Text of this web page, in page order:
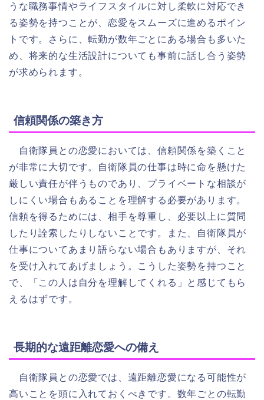
うな職務事情やライフスタイルに対し柔軟に対応でき
る姿勢を持つことが、恋愛をスムーズに進めるポイン
トです。さらに、転勤が数年ごとにある場合も多いた
め、将来的な生活設計についても事前に話し合う姿勢
が求められます。
信頼関係の築き方
自衛隊員との恋愛においては、信頼関係を築くこと
が非常に大切です。自衛隊員の仕事は時に命を懸けた
厳しい責任が伴うものであり、プライベートな相談が
しにくい場合もあることを理解する必要があります。
信頼を得るためには、相手を尊重し、必要以上に質問
したり詮索したりしないことです。また、自衛隊員が
仕事についてあまり語らない場合もありますが、それ
を受け入れてあげましょう。こうした姿勢を持つこと
で、「この人は自分を理解してくれる」と感じてもら
えるはずです。
長期的な遠距離恋愛への備え
自衛隊員との恋愛では、遠距離恋愛になる可能性が
高いことを頭に入れておくべきです。数年ごとの転勤